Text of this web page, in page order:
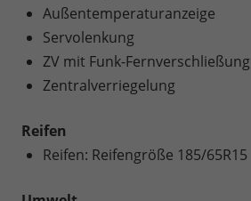
Außentemperaturanzeige
Servolenkung
ZV mit Funk-Fernverschließung
Zentralverriegelung
Reifen
Reifen: Reifengröße 185/65R15